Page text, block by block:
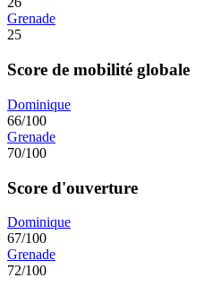
Grenade
25
Score de mobilité globale
Dominique
66/100
Grenade
70/100
Score d'ouverture
Dominique
67/100
Grenade
72/100